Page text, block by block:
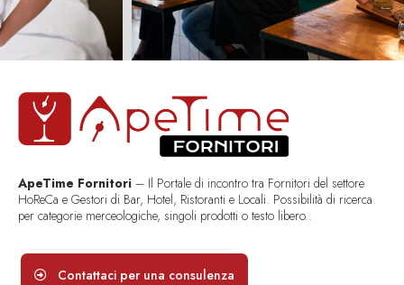
ApeTime Fornitori – Il Portale di incontro tra Fornitori del settore
HoReCa e Gestori di Bar, Hotel, Ristoranti e Locali. Possibilità di ricerca
per categorie merceologiche, singoli prodotti o testo libero..
Contattaci per una consulenza